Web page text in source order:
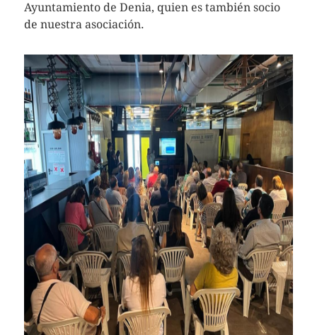
Ayuntamiento de Denia, quien es también socio
de nuestra asociación.